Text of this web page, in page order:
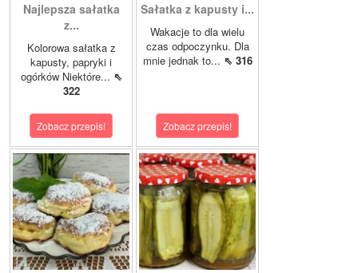
Najlepsza sałatka
z...
Kolorowa sałatka z
kapusty, papryki i
ogórków Niektóre... ⇖
322
Zobacz przepis!
Sałatka z kapusty i...
Wakacje to dla wielu
czas odpoczynku. Dla
mnie jednak to... ⇖ 316
Zobacz przepis!